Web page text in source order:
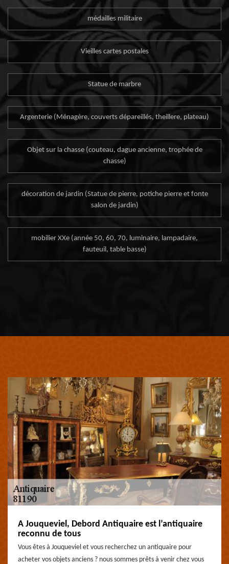
médailles militaire
Vieilles cartes postales
Statue de marbre
Argenterie (Ménagère, couverts dépareillés, theillere, plateau)
Objet sur la chasse (couteau, dague ancienne, trophée de
chasse)
décoration de jardin (Statue de pierre, potiche pierre et fonte
salon de jardin)
mobilier XXe (année 50, 60, 70, luminaire, lampadaire,
fauteuil, table basse)
A Jouqueviel, Debord Antiquaire est l’antiquaire
reconnu de tous
Vous êtes à Jouqueviel et vous recherchez un antiquaire pour
acheter vos objets anciens ? nous sommes prêts à venir chez vous